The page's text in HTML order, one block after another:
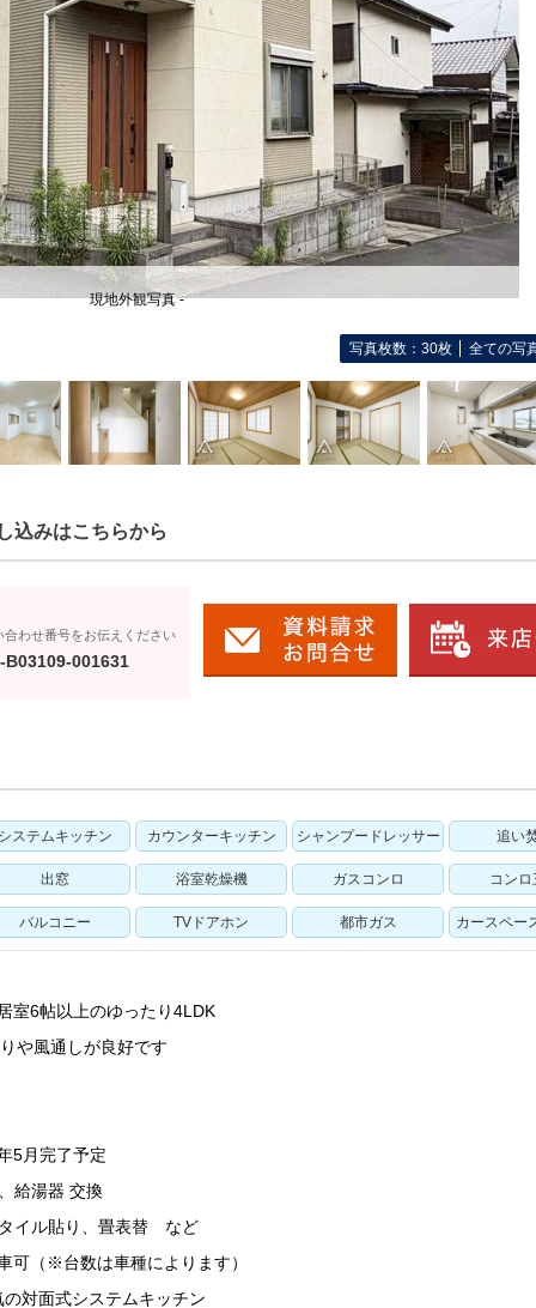
現地外観写真 -
写真枚数：30枚 全ての写
込みはこちらから
合わせ番号をお伝えください
B03109-001631
ステムキッチン カウンターキッチン シャンプードレッサー 追い
出窓 浴室乾燥機 ガスコンロ コンロ
バルコニー TVドアホン 都市ガス カースペー
室6帖以上のゆったり4LDK
や風通しが良好です
5月完了予定
給湯器 交換
イル貼り、畳表替 など
可（※台数は車種によります）
対面式システムキッチン